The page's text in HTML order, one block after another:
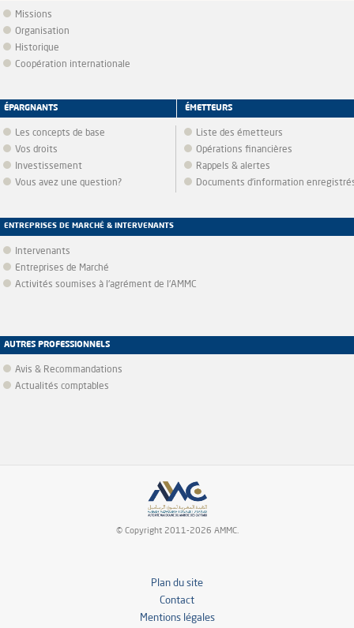
Missions
Organisation
Historique
Coopération internationale
ÉPARGNANTS
Les concepts de base
Vos droits
Investissement
Vous avez une question?
ÉMETTEURS
Liste des émetteurs
Opérations financières
Rappels & alertes
Documents d’information
ENTREPRISES DE MARCHÉ & INTERVENANTS
Intervenants
Entreprises de Marché
Activités soumises à l'agrément de l'AMMC
AUTRES PROFESSIONNELS
Avis & Recommandations
Actualités comptables
© Copyright 2011-2026 AMMC.
Plan du site
Contact
Mentions légales